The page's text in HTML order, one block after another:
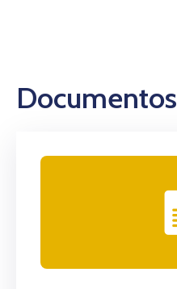
Documentos